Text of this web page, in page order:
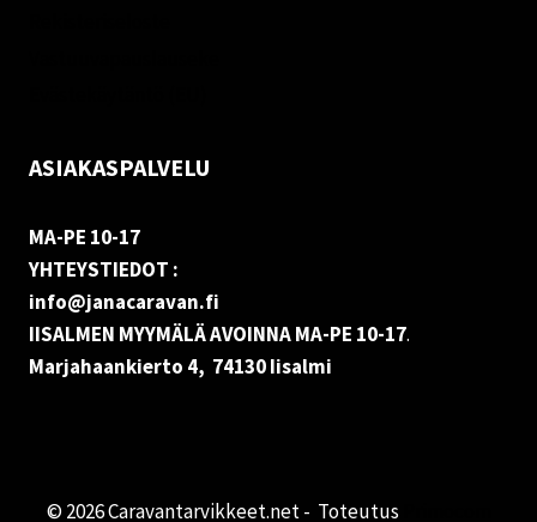
ASIAKASPALVELU
MA-PE 10-17
YHTEYSTIEDOT :
info@janacaravan.fi
IISALMEN MYYMÄLÄ AVOINNA MA-PE 10-17.
Marjahaankierto 4, 74130 Iisalmi
© 2026 Caravantarvikkeet.net - Toteutus